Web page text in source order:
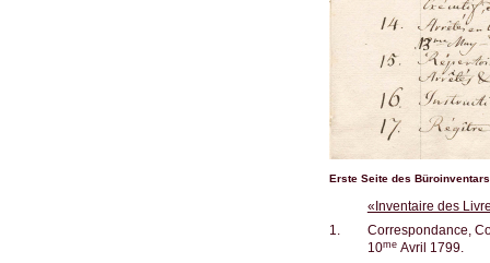
Erste Seite des
«Inventaire des
1.
Correspondance,
10meAvril 1799.